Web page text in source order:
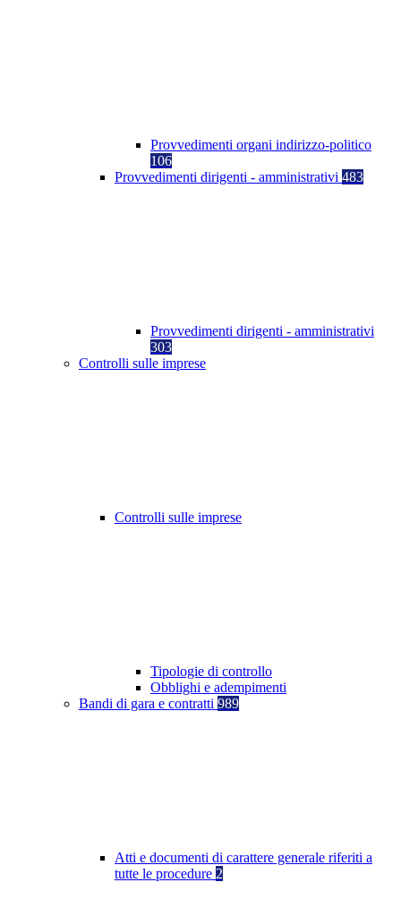
Provvedimenti organi indirizzo-politico
106
Provvedimenti dirigenti - amministrativi 483
Provvedimenti dirigenti - amministrativi
303
Controlli sulle imprese
Controlli sulle imprese
Tipologie di controllo
Obblighi e adempimenti
Bandi di gara e contratti 989
Atti e documenti di carattere generale riferiti a
tutte le procedure 2